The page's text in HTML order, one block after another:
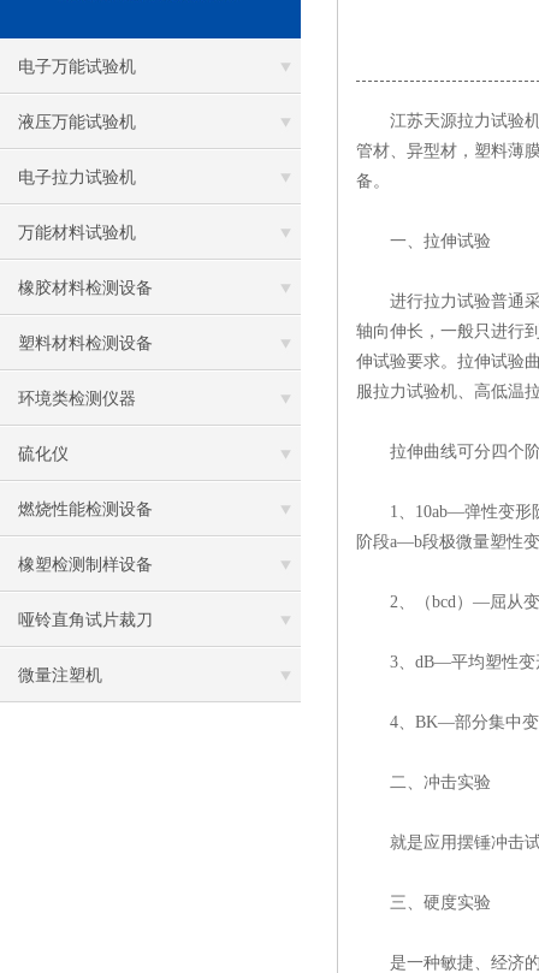
电子万能试验机
液压万能试验机
电子拉力试验机
万能材料试验机
橡胶材料检测设备
塑料材料检测设备
环境类检测仪器
硫化仪
燃烧性能检测设备
橡塑检测制样设备
哑铃直角试片裁刀
微量注塑机
江苏天源拉力试验
管材、异型材，塑料薄
备。
一、拉伸试验
进行拉力试验普通采
轴向伸长，一般只进行
伸试验要求。拉伸试验
服拉力试验机、高低温
拉伸曲线可分四个
1、10ab—弹性变形阶
阶段a—b段极微量塑性
2、（bcd）—屈从变
3、dB—平均塑性变形
4、BK—部分集中变
二、冲击实验
就是应用摆锤冲击试
三、硬度实验
是一种敏捷、经济的